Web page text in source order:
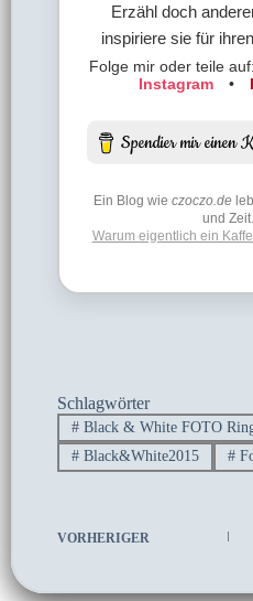
Erzähl doch
inspiriere sie für
Folge mir oder teile auf:
Instagram
•
Ein Blog wie czoczo.de
und Zeit.
Warum eigentlich ein
Schlagwörter
#Black & White FOTO
#Black&White2015 #
VORHERIGER